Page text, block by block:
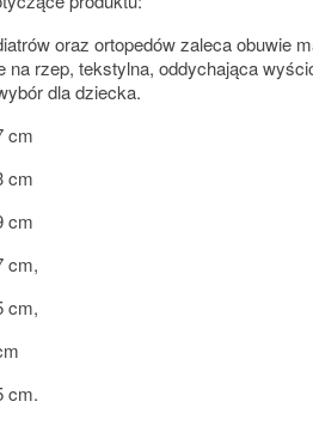
oraz ortopedów zaleca obuwie
na rzep, tekstylna, oddychająca
dla dziecka.
cm
cm
cm
cm,
cm,
cm.